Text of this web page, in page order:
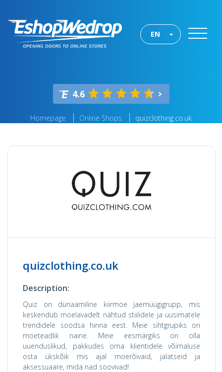
EN
4.6
Homepage Online Shops quizclothing.co.uk
quizclothing.co.uk
Description:
Quiz on dünaamiline kiirmoe jaemüügigrupp, mis
keskendub moelavadelt nähtud stiilidele ja uusimatele
trendidele soodsa hinna eest. Meie sihtgrupiks on
moeteadlik naine. Meie eesmärgiks on olla
uuenduslikud, pakkudes oma klientidele võimaluse
osta ükskõik mis ajal moerõivaid, jalatseid ja
aksessuaare, mida nad soovivad!